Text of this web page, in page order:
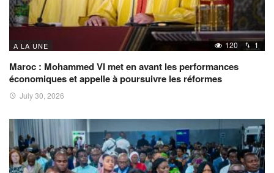
A LA UNE 120 1
Maroc : Mohammed VI met en avant les performances
économiques et appelle à poursuivre les réformes
July 30, 2026